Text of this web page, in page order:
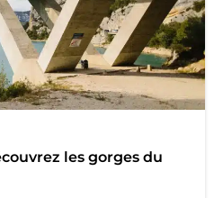
les gorges du